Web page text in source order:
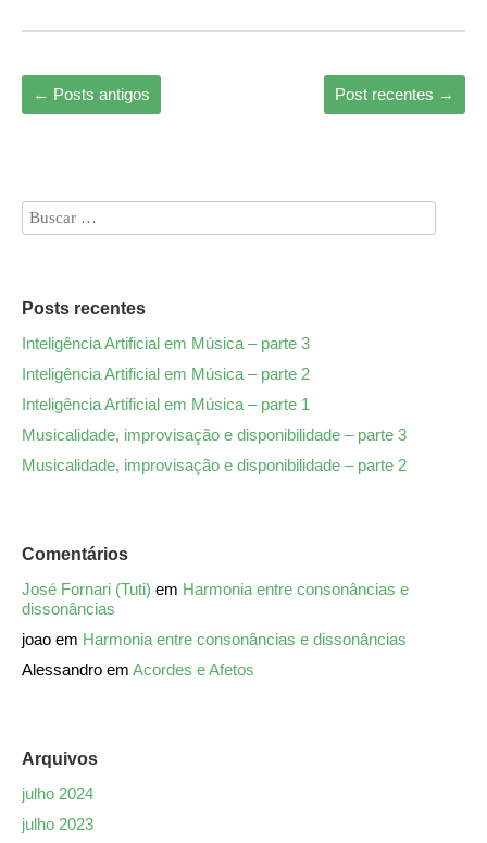
n
← Posts antigos Post recentes →
Posts recentes
Inteligência Artificial em Música – parte 3
Inteligência Artificial em Música – parte 2
Inteligência Artificial em Música – parte 1
Musicalidade, improvisação e disponibilidade – parte 3
Musicalidade, improvisação e disponibilidade – parte 2
Comentários
José Fornari (Tuti) em Harmonia entre consonâncias e
dissonâncias
joao em Harmonia entre consonâncias e dissonâncias
Alessandro em Acordes e Afetos
Arquivos
julho 2024
julho 2023